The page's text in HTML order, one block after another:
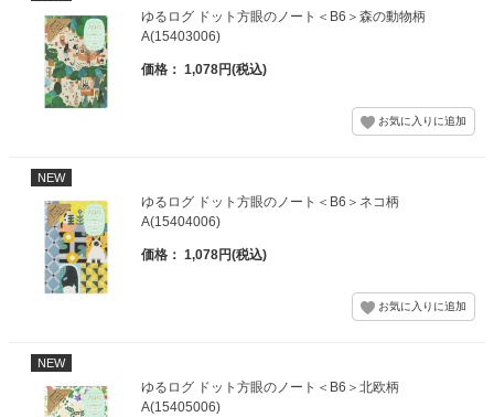
ゆるログ ドット方眼のノート＜B6＞森の動物柄
A(15403006)
価格： 1,078円(税込)
NEW
ゆるログ ドット方眼のノート＜B6＞ネコ柄
A(15404006)
価格： 1,078円(税込)
NEW
ゆるログ ドット方眼のノート＜B6＞北欧柄
A(15405006)